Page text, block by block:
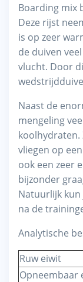
Boarding mix
Deze rijst
is op zeer
de duiven
vlucht. Door
Naast de
mengeling
koolhydraten.
vliegen op
ook een zeer
bijzonder
Natuurlijk
na de
Analytische
Ruw eiwit
Opneembaar